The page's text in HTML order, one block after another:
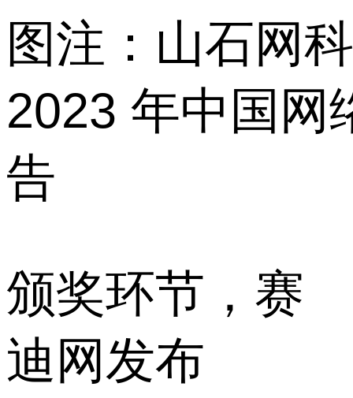
图注：山石网
2023 年中国网
告
颁奖环节，赛
迪网发布